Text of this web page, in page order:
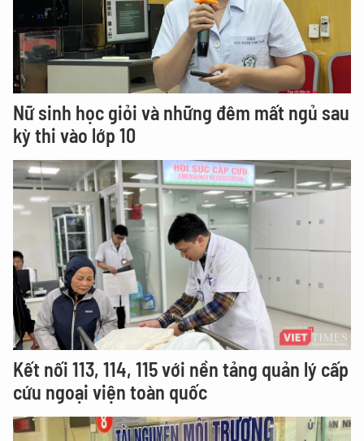
Nữ sinh học giỏi và những đêm mất ngủ sau
kỳ thi vào lớp 10
Kết nối 113, 114, 115 với nền tảng quản lý cấp
cứu ngoại viện toàn quốc